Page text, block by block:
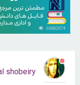
16882074
shobeiry